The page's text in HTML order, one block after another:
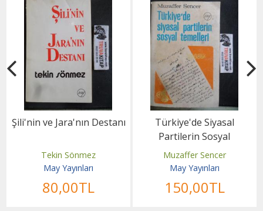
Şili'nin ve Jara'nın Destanı
Tekin Sönmez
May Yayınları
80,00TL
Türkiye'de Siyasal
Partilerin Sosyal
Temelleri
Muzaffer Sencer
May Yayınları
150,00TL